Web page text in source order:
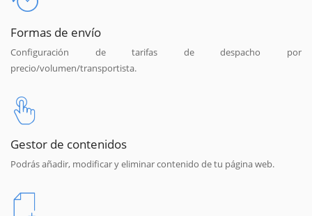
Formas de envío
Configuración de tarifas de despacho por
precio/volumen/transportista.
Gestor de contenidos
Podrás añadir, modificar y eliminar contenido de tu página web.